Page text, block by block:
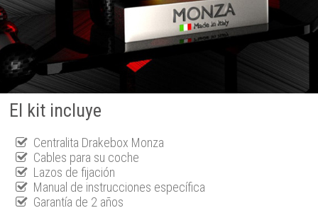
El kit incluye
Centralita Drakebox Monza
Cables para su coche
Lazos de fijación
Manual de instrucciones específica
Garantía de 2 años